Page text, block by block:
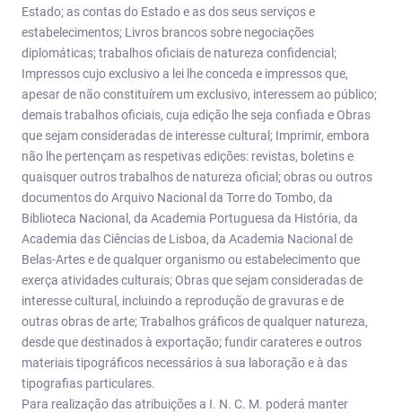
Estado; as contas do Estado e as dos seus serviços e
estabelecimentos; Livros brancos sobre negociações
diplomáticas; trabalhos oficiais de natureza confidencial;
Impressos cujo exclusivo a lei lhe conceda e impressos que,
apesar de não constituírem um exclusivo, interessem ao público;
demais trabalhos oficiais, cuja edição lhe seja confiada e Obras
que sejam consideradas de interesse cultural; Imprimir, embora
não lhe pertençam as respetivas edições: revistas, boletins e
quaisquer outros trabalhos de natureza oficial; obras ou outros
documentos do Arquivo Nacional da Torre do Tombo, da
Biblioteca Nacional, da Academia Portuguesa da História, da
Academia das Ciências de Lisboa, da Academia Nacional de
Belas-Artes e de qualquer organismo ou estabelecimento que
exerça atividades culturais; Obras que sejam consideradas de
interesse cultural, incluindo a reprodução de gravuras e de
outras obras de arte; Trabalhos gráficos de qualquer natureza,
desde que destinados à exportação; fundir carateres e outros
materiais tipográficos necessários à sua laboração e à das
tipografias particulares.
Para realização das atribuições a I. N. C. M. poderá manter